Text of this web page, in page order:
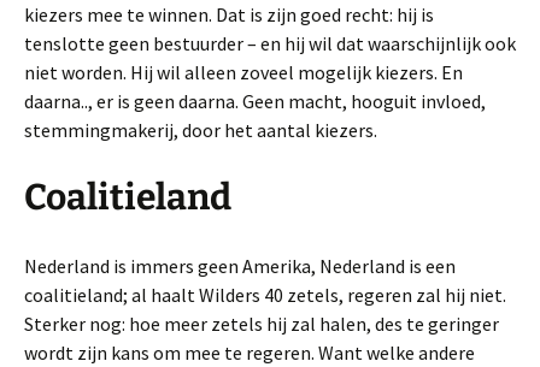
kiezers mee te winnen. Dat is zijn goed recht: hij is
tenslotte geen bestuurder – en hij wil dat waarschijnlijk ook
niet worden. Hij wil alleen zoveel mogelijk kiezers. En
daarna.., er is geen daarna. Geen macht, hooguit invloed,
stemmingmakerij, door het aantal kiezers.
Coalitieland
Nederland is immers geen Amerika, Nederland is een
coalitieland; al haalt Wilders 40 zetels, regeren zal hij niet.
Sterker nog: hoe meer zetels hij zal halen, des te geringer
wordt zijn kans om mee te regeren. Want welke andere